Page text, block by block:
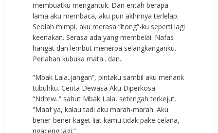
membuatku mengantuk. Dan entah berapa
lama aku membaca, aku pun akhirnya terlelap.
Seolah mimpi, aku merasa “itong”-ku seperti lagi
keenakan. Serasa ada yang membelai. Nafas
hangat dan lembut menerpa selangkanganku.
Perlahan kubuka mata.. dan..
“Mbak Lala..jangan”, pintaku sambil aku menarik
tubuhku. Cerita Dewasa Aku Diperkosa
“Ndrew..” sahut Mbak Lala, setengah terkejut.
“Maaf ya, kalau tadi aku marah-marah. Aku
bener-bener kaget liat kamu tidak pake celana,
ngaceng lagi.”